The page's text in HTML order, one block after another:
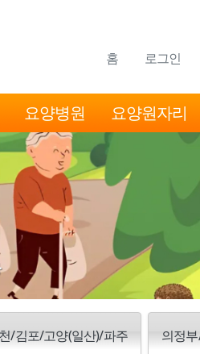
홈 로그인
요양병원 요양원자리
/김포/고양(일산)/파주 의정